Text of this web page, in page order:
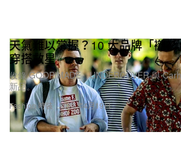
Fashion 時裝
天氣難以掌握？10 大品牌「襯
穿搭救星
收錄 GOOPiMADE、UNDERCOVER 與
新品。
2021年4月19日